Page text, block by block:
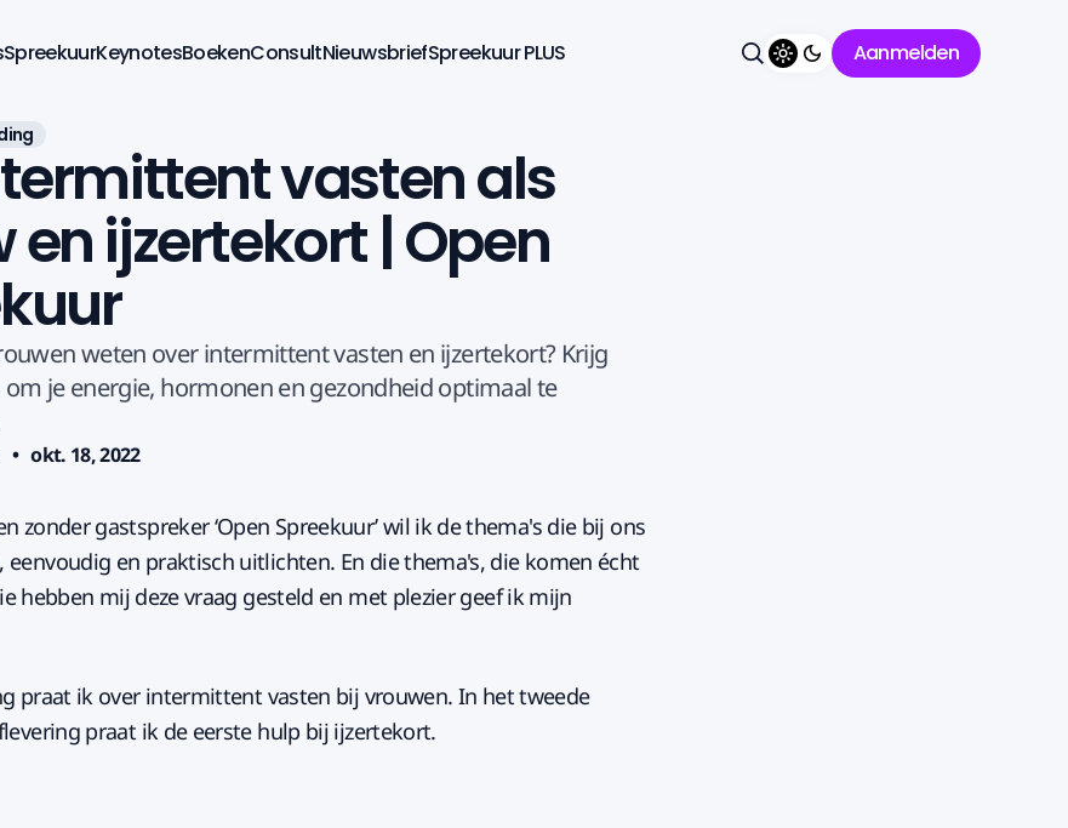
SpreekuurKeynotesBoekenConsultNieuwsbriefSpreekuur PLUS
Thema wisselen
Aanmelden
vasten als
en ijzertekort | Open
weten over intermittent vasten en ijzertekort? Krijg
je energie, hormonen en gezondheid optimaal te
okt. 18, 2022
zonder gastspreker ‘Open Spreekuur’ wil ik de thema's die bij ons
eenvoudig en praktisch uitlichten. En die thema's, die komen écht
hebben mij deze vraag gesteld en met plezier geef ik mijn
praat ik over intermittent vasten bij vrouwen. In het tweede
praat ik de eerste hulp bij ijzertekort.